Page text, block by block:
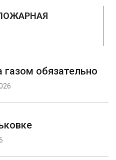
газом обязательно